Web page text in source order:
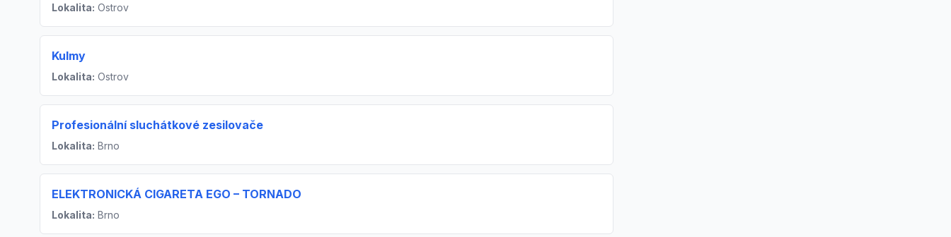
Lokalita: Ostrov
Kulmy
Lokalita: Ostrov
Profesionální sluchátkové zesilovače
Lokalita: Brno
ELEKTRONICKÁ CIGARETA EGO – TORNADO
Lokalita: Brno